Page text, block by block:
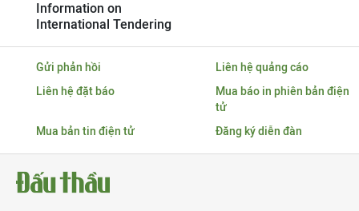
Information on
International Tendering
Gửi phản hồi
Liên hệ quảng cáo
Liên hệ đặt báo
Mua báo in phiên bản điện
tử
Mua bản tin điện tử
Đăng ký diễn đàn